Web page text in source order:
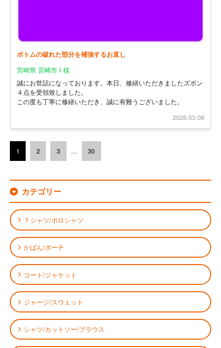
ボトムの破れた部分を補強するお直し
宮崎県 宮崎市 I 様
誠にお世話になっております。本日、修繕いただきましたズボン
４点を受領致しました。
この度も丁寧に修繕いただき、誠に有難うございました。
2025.03.08
1 2 3 … 30
カテゴリー
Ｔシャツ/ポロシャツ
かばん/ポーチ
コート/ジャケット
ジャージ/スウェット
シャツ/カットソー/ブラウス